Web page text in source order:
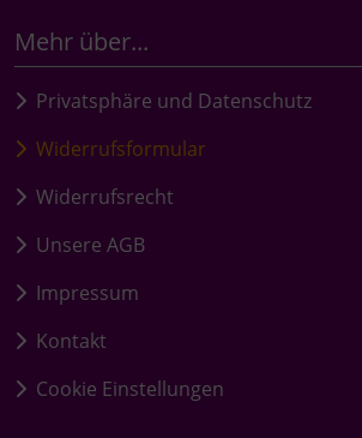
Mehr über...
Privatsphäre und Datenschutz
Widerrufsformular
Widerrufsrecht
Unsere AGB
Impressum
Kontakt
Cookie Einstellungen